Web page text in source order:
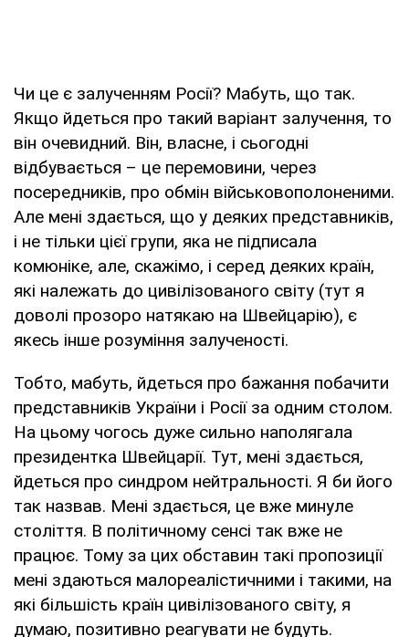
Чи це є залученням Росії? Мабуть, що так.
Якщо йдеться про такий варіант залучення, то
він очевидний. Він, власне, і сьогодні
відбувається – це перемовини, через
посередників, про обмін військовополоненими.
Але мені здається, що у деяких представників,
і не тільки цієї групи, яка не підписала
комюніке, але, скажімо, і серед деяких країн,
які належать до цивілізованого світу (тут я
доволі прозоро натякаю на Швейцарію), є
якесь інше розуміння залученості.
Тобто, мабуть, йдеться про бажання побачити
представників України і Росії за одним столом.
На цьому чогось дуже сильно наполягала
президентка Швейцарії. Тут, мені здається,
йдеться про синдром нейтральності. Я би його
так назвав. Мені здається, це вже минуле
століття. В політичному сенсі так вже не
працює. Тому за цих обставин такі пропозиції
мені здаються малореалістичними і такими, на
які більшість країн цивілізованого світу, я
думаю, позитивно реагувати не будуть.